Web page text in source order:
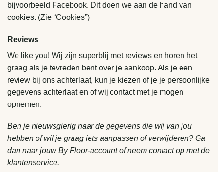
bijvoorbeeld Facebook. Dit doen we aan de hand van
cookies. (Zie “Cookies”)
Reviews
We like you! Wij zijn superblij met reviews en horen het
graag als je tevreden bent over je aankoop. Als je een
review bij ons achterlaat, kun je kiezen of je je persoonlijke
gegevens achterlaat en of wij contact met je mogen
opnemen.
Ben je nieuwsgierig naar de gegevens die wij van jou
hebben of wil je graag iets aanpassen of verwijderen? Ga
dan naar jouw By Floor-account of neem contact op met de
klantenservice.